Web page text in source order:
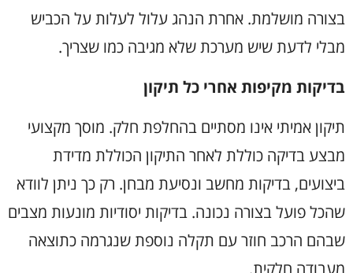
בצורה מושלמת. אחרת הנהג עלול לעלות על הכביש
מבלי לדעת שיש מערכת שלא מגיבה כמו שצריך.
בדיקות מקיפות אחרי כל תיקון
תיקון אמיתי אינו מסתיים בהחלפת חלק. מוסך מקצועי
מבצע בדיקה כוללת לאחר התיקון הכוללת מדידת
ביצועים, בדיקות מחשב ונסיעת מבחן. רק כך ניתן לוודא
שהכל פועל בצורה נכונה. בדיקות יסודיות מונעות מצבים
שבהם הרכב חוזר עם תקלה נוספת שנגרמה כתוצאה
מעבודה חלקית.